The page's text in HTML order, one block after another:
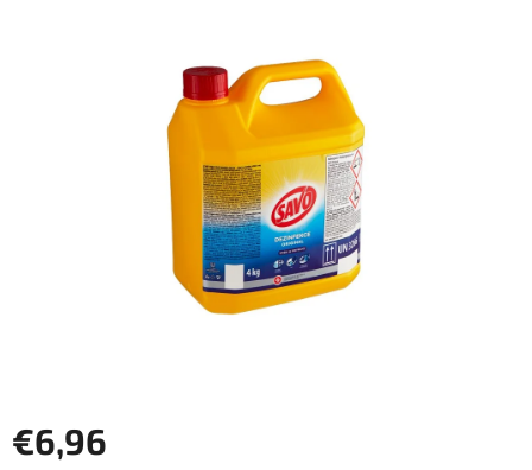
€6,96